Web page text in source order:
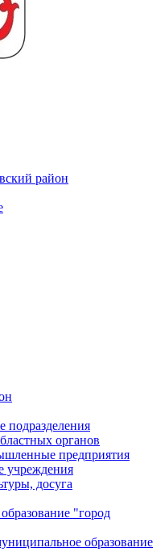
район
подразделения
органов
предприятия
учреждения
досуга
"город
образование